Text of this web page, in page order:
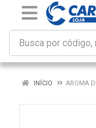
INÍCIO AROMA